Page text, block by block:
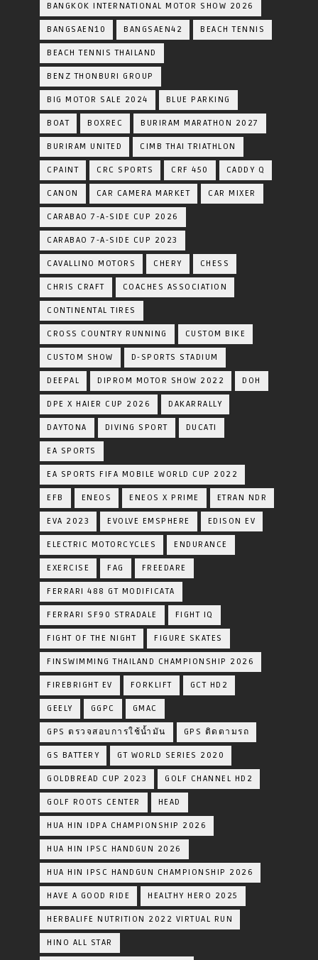
BANGKOK INTERNATIONAL MOTOR SHOW 2026
BANGSAEN10 BANGSAEN42 BEACH TENNIS
BEACH TENNIS THAILAND
BENZ THONBURI GROUP
BIG MOTOR SALE 2024 BLUE PARKING
BOAT BOXREC BURIRAM MARATHON 2027
BURIRAM UNITED CIMB THAI TRIATHLON
CPAINT CRC SPORTS CRF 450 CADDY Q
CANON CAR CAMERA MARKET CAR MIXER
CARABAO 7-A-SIDE CUP 2026
CARABAO 7-A-SIDE CUP 2023
CAVALLINO MOTORS CHERY CHESS
CHRIS CRAFT COACHES ASSOCIATION
CONTINENTAL TIRES
CROSS COUNTRY RUNNING CUSTOM BIKE
CUSTOM SHOW D-SPORTS STADIUM
DEEPAL DIPROM MOTOR SHOW 2022 DOH
DPE X HAIER CUP 2026 DAKARRALLY
DAYTONA DIVING SPORT DUCATI
EA SPORTS
EA SPORTS FIFA MOBILE WORLD CUP 2022
EFB ENEOS ENEOS X PRIME ETRAN NDR
EVA 2023 EVOLVE EMSPHERE EDISON EV
ELECTRIC MOTORCYCLES ENDURANCE
EXERCISE FAG FREEDARE
FERRARI 488 GT MODIFICATA
FERRARI SF90 STRADALE FIGHT IQ
FIGHT OF THE NIGHT FIGURE SKATES
FINSWIMMING THAILAND CHAMPIONSHIP 2026
FIREBRIGHT EV FORKLIFT GCT HD2
GEELY GGPC GMAC
GPS ตรวจสอบการใช้น้ำมัน GPS ติดตามรถ
GS BATTERY GT WORLD SERIES 2020
GOLDBREAD CUP 2023 GOLF CHANNEL HD2
GOLF ROOTS CENTER HEAD
HUA HIN IDPA CHAMPIONSHIP 2026
HUA HIN IPSC HANDGUN 2026
HUA HIN IPSC HANDGUN CHAMPIONSHIP 2026
HAVE A GOOD RIDE HEALTHY HERO 2025
HERBALIFE NUTRITION 2022 VIRTUAL RUN
HINO ALL STAR